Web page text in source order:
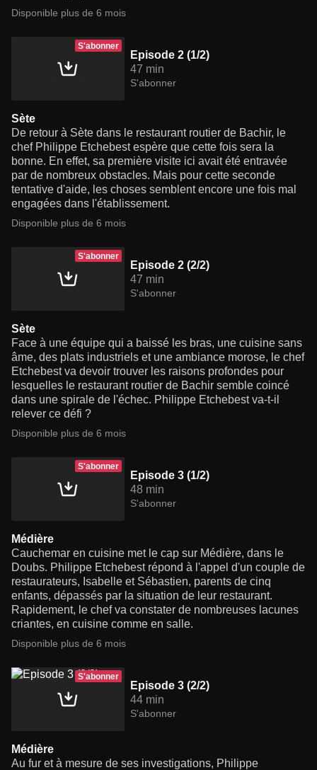
Disponible plus de 6 mois
S'abonner
Episode 2 (1/2)
47 min
S'abonner
Sète
De retour à Sète dans le restaurant routier de Bachir, le
chef Philippe Etchebest espère que cette fois sera la
bonne. En effet, sa première visite ici avait été entravée
par de nombreux obstacles. Mais pour cette seconde
tentative d'aide, les choses semblent encore une fois mal
engagées dans l'établissement.
Disponible plus de 6 mois
S'abonner
Episode 2 (2/2)
47 min
S'abonner
Sète
Face à une équipe qui a baissé les bras, une cuisine sans
âme, des plats industriels et une ambiance morose, le chef
Etchebest va devoir trouver les raisons profondes pour
lesquelles le restaurant routier de Bachir semble coincé
dans une spirale de l'échec. Philippe Etchebest va-t-il
relever ce défi ?
Disponible plus de 6 mois
S'abonner
Episode 3 (1/2)
48 min
S'abonner
Médière
Cauchemar en cuisine met le cap sur Médière, dans le
Doubs. Philippe Etchebest répond à l'appel d'un couple de
restaurateurs, Isabelle et Sébastien, parents de cinq
enfants, dépassés par la situation de leur restaurant.
Rapidement, le chef va constater de nombreuses lacunes
criantes, en cuisine comme en salle.
Disponible plus de 6 mois
S'abonner
Episode 3 (2/2)
44 min
S'abonner
Médière
Au fur et à mesure de ses investigations, Philippe